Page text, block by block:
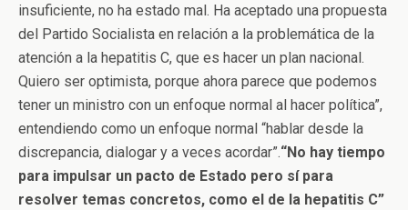
insuficiente, no ha estado mal. Ha aceptado una propuesta
del Partido Socialista en relación a la problemática de la
atención a la hepatitis C, que es hacer un plan nacional.
Quiero ser optimista, porque ahora parece que podemos
tener un ministro con un enfoque normal al hacer política”,
entendiendo como un enfoque normal “hablar desde la
discrepancia, dialogar y a veces acordar”.“No hay tiempo
para impulsar un pacto de Estado pero sí para
resolver temas concretos, como el de la hepatitis C”